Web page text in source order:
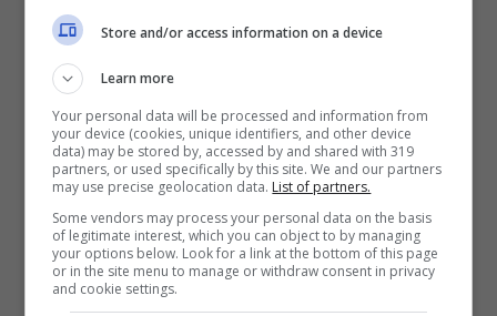
Store and/or access information on a device
Learn more
Your personal data will be processed and information from
your device (cookies, unique identifiers, and other device
data) may be stored by, accessed by and shared with 319
partners, or used specifically by this site. We and our partners
may use precise geolocation data. List of partners.
Some vendors may process your personal data on the basis
of legitimate interest, which you can object to by managing
your options below. Look for a link at the bottom of this page
or in the site menu to manage or withdraw consent in privacy
and cookie settings.